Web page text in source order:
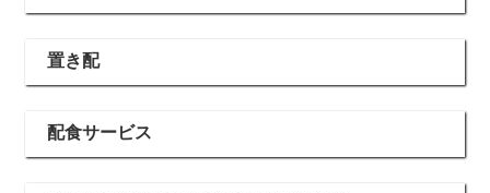
置き配
配食サービス